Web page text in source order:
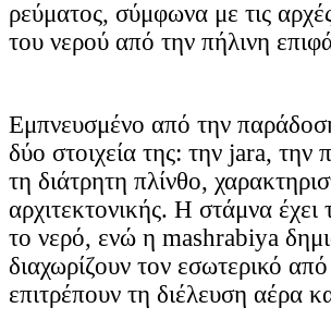
ρεύματος, σύμφωνα με τις
του νερού από την πήλινη
Εμπνευσμένο από την
δύο στοιχεία της: την jara,
τη διάτρητη πλίνθο,
αρχιτεκτονικής. Η στάμνα έχει
το νερό, ενώ η mashrabiya
διαχωρίζουν τον εσωτερικό
επιτρέπουν τη διέλευση αέρα